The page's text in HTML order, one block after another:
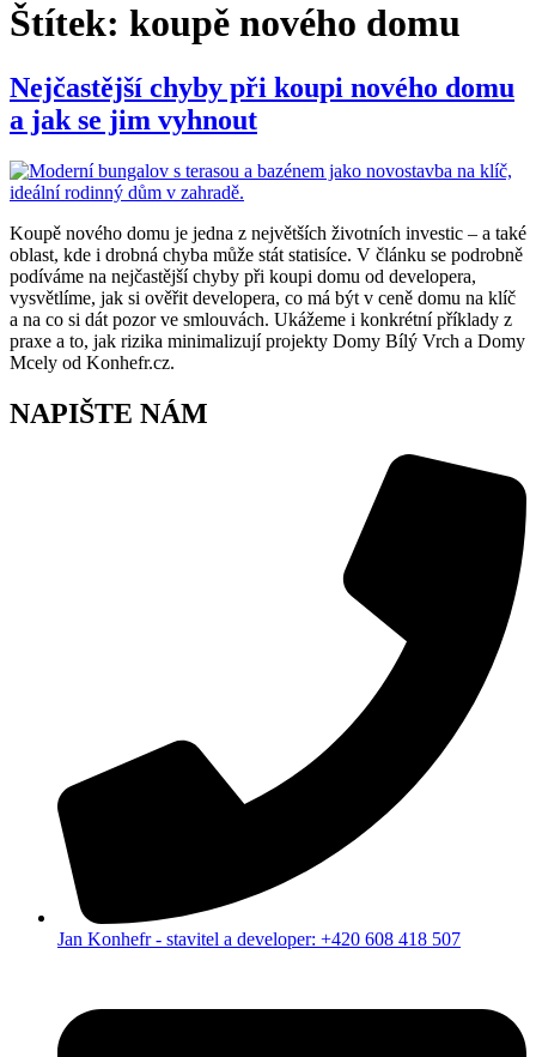
Štítek: koupě nového domu
Nejčastější chyby při koupi nového domu
a jak se jim vyhnout
Koupě nového domu je jedna z největších životních investic – a také
oblast, kde i drobná chyba může stát statisíce. V článku se podrobně
podíváme na nejčastější chyby při koupi domu od developera,
vysvětlíme, jak si ověřit developera, co má být v ceně domu na klíč
a na co si dát pozor ve smlouvách. Ukážeme i konkrétní příklady z
praxe a to, jak rizika minimalizují projekty Domy Bílý Vrch a Domy
Mcely od Konhefr.cz.
NAPIŠTE NÁM
Jan Konhefr - stavitel a developer: +420 608 418 507